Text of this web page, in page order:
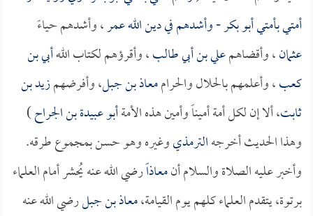
أمتي بأمتيأبو بكر- وأشدهم في دين اللهعمر، وأشدهم حياءً
عثمان، وأقضاهمعلي بن أبي طالب، وأقرؤهم لكتاب اللهأبي بن
كعب، وأعلمهم بالحلال والحراممعاذ بن جبل، وأفرضهمزيد بن
ثابت، ألا إن لكل أمة أميناً وأمين هذه الأمةأبو عبيدة بن الجراح)
وهذا الحديث أخرجهالترمذيوغيره وهو حسن بمجموع طرقه.
وأخبر عليه الصلاة والسلام أنمعاذاًرضي الله عنه يُحشر أمام العلماء
برتوة، يتقدم العلماء كلهم يوم القيامة،معاذ بن جبلرضي الله عنه